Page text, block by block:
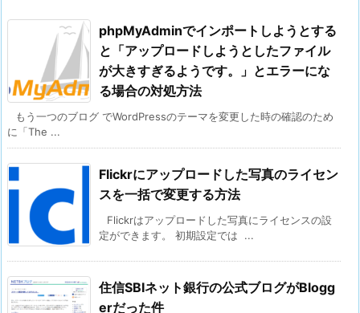
phpMyAdminでインポートしようとする
と「アップロードしようとしたファイル
が大きすぎるようです。」とエラーにな
る場合の対処方法
もう一つのブログ でWordPressのテーマを変更した時の確認のため
に「The ...
Flickrにアップロードした写真のライセン
スを一括で変更する方法
Flickrはアップロードした写真にライセンスの設
定ができます。 初期設定では ...
住信SBIネット銀行の公式ブログがBlogg
erだった件